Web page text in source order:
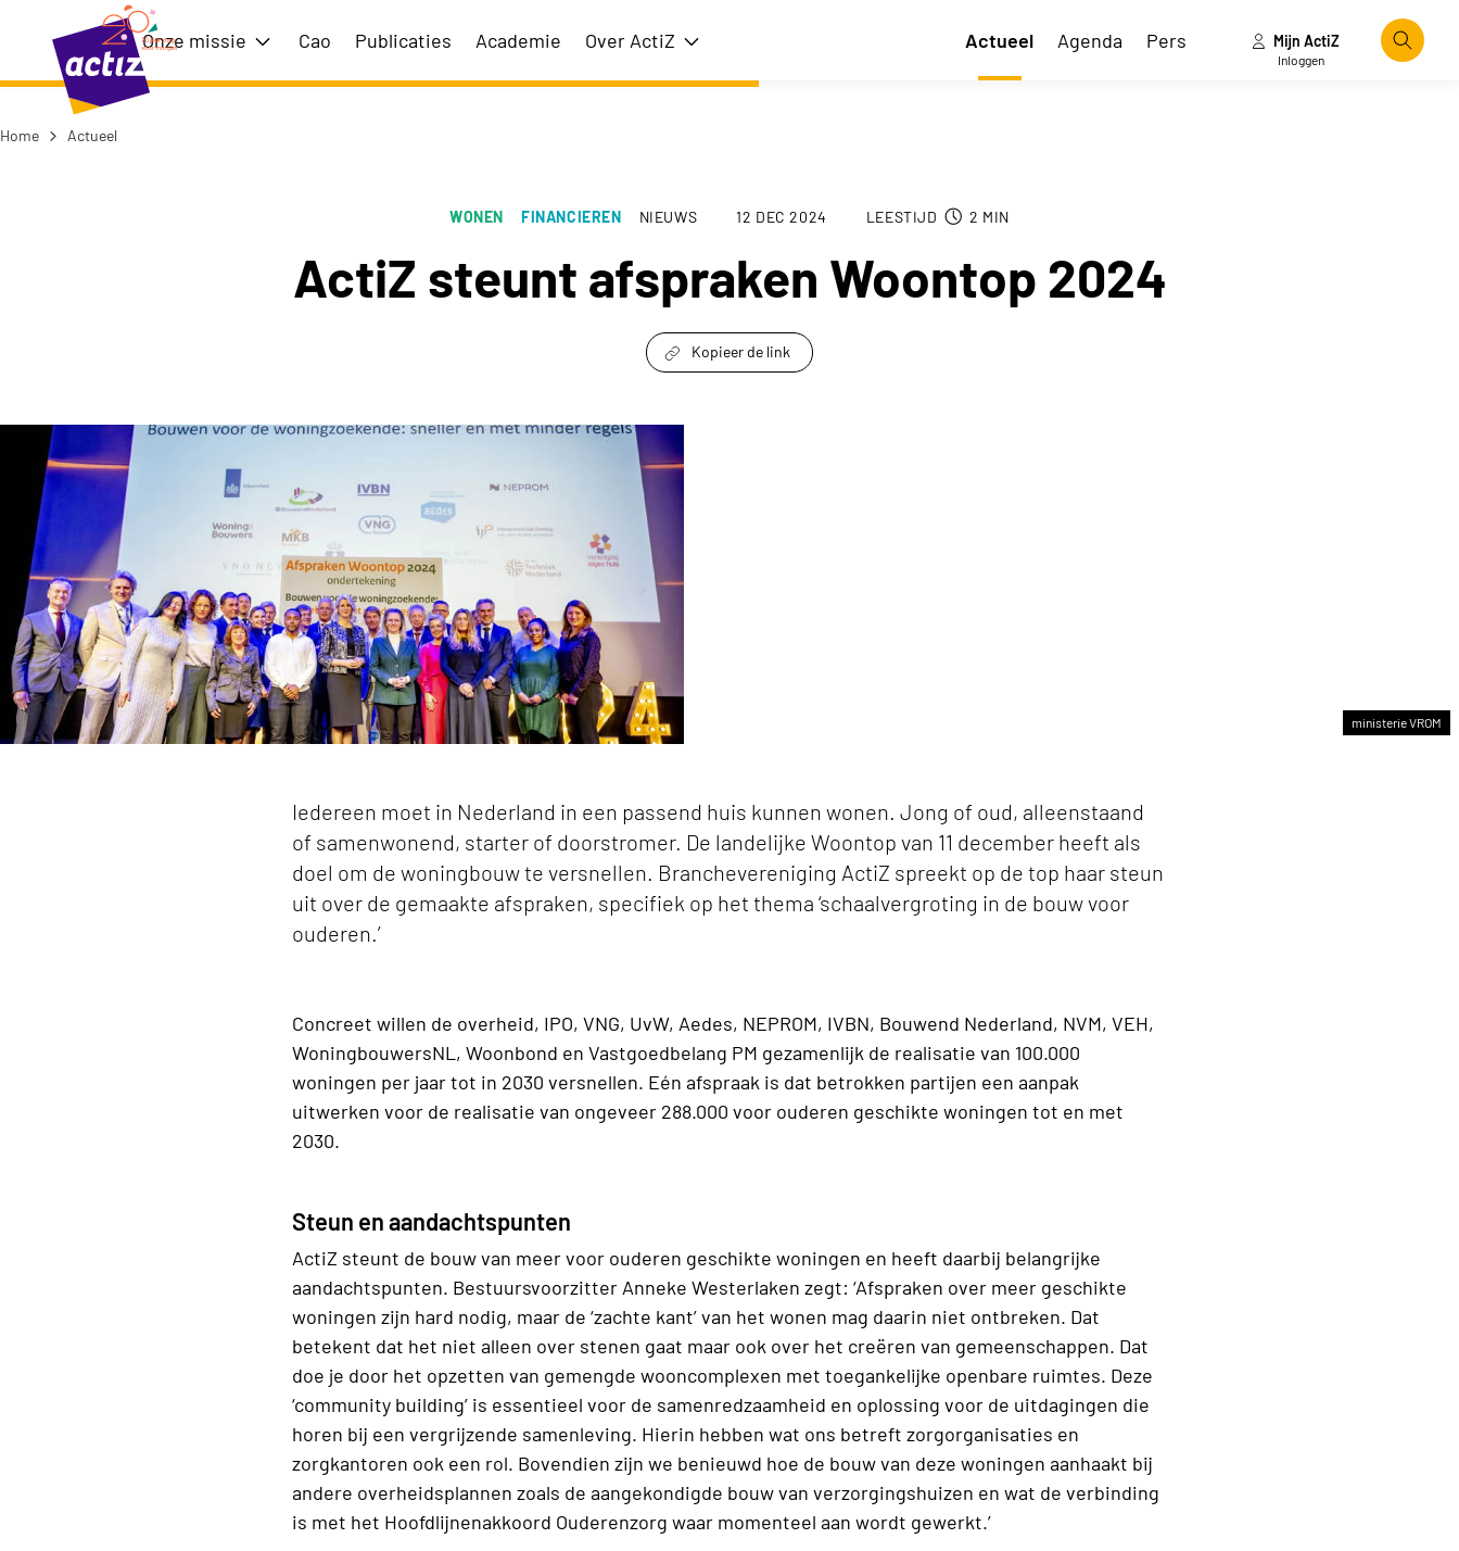
Naar hoofdinhoud
Naar menu
Naar de homepage
Onze missie Toon submenu voor Onze missie
Cao Publicaties Academie Over ActiZ Toon submenu voor Over ActiZ Actueel Agenda Pers Mijn ActiZ
Inloggen
Home Actueel
WONEN FINANCIEREN NIEUWS 12 DEC 2024 LEESTIJD 2 MIN
ActiZ steunt afspraken Woontop 2024
Kopieer de link
ActiZ steunt afspraken Woontop 2024 keyvisual
ministerie VROM
Iedereen moet in Nederland in een passend huis kunnen wonen. Jong of oud, alleenstaand
of samenwonend, starter of doorstromer. De landelijke Woontop van 11 december heeft als
doel om de woningbouw te versnellen. Branchevereniging ActiZ spreekt op de top haar steun
uit over de gemaakte afspraken, specifiek op het thema ‘schaalvergroting in de bouw voor
ouderen.’
Concreet willen de overheid, IPO, VNG, UvW, Aedes, NEPROM, IVBN, Bouwend Nederland, NVM, VEH,
WoningbouwersNL, Woonbond en Vastgoedbelang PM gezamenlijk de realisatie van 100.000
woningen per jaar tot in 2030 versnellen. Eén afspraak is dat betrokken partijen een aanpak
uitwerken voor de realisatie van ongeveer 288.000 voor ouderen geschikte woningen tot en met
2030.
Steun en aandachtspunten
ActiZ steunt de bouw van meer voor ouderen geschikte woningen en heeft daarbij belangrijke
aandachtspunten. Bestuursvoorzitter Anneke Westerlaken zegt: ‘Afspraken over meer geschikte
woningen zijn hard nodig, maar de ‘zachte kant’ van het wonen mag daarin niet ontbreken. Dat
betekent dat het niet alleen over stenen gaat maar ook over het creëren van gemeenschappen. Dat
doe je door het opzetten van gemengde wooncomplexen met toegankelijke openbare ruimtes. Deze
‘community building’ is essentieel voor de samenredzaamheid en oplossing voor de uitdagingen die
horen bij een vergrijzende samenleving. Hierin hebben wat ons betreft zorgorganisaties en
zorgkantoren ook een rol. Bovendien zijn we benieuwd hoe de bouw van deze woningen aanhaakt bij
andere overheidsplannen zoals de aangekondigde bouw van verzorgingshuizen en wat de verbinding
is met het Hoofdlijnenakkoord Ouderenzorg waar momenteel aan wordt gewerkt.’